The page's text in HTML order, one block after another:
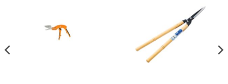
Add to
wishlist